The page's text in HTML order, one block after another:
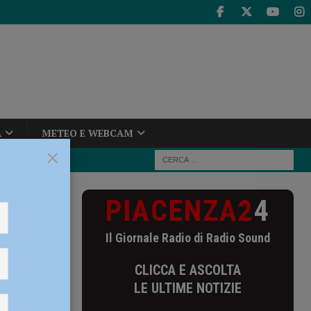
METEO E WEBCAM
la
la
e
PIACENZA24
Il Giornale Radio di Radio Sound
CLICCA E ASCOLTA
LE ULTIME NOTIZIE
×